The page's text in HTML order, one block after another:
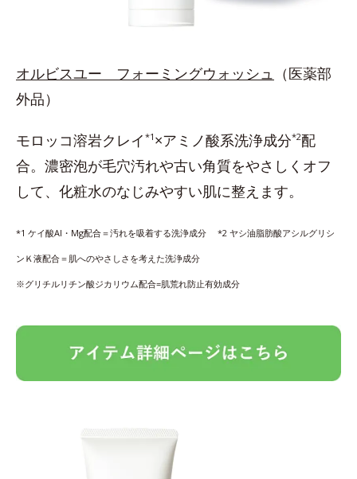
オルビスユー フォーミングウォッシュ （医薬部
外品）
モロッコ溶岩クレイ *1 ×アミノ酸系洗浄成分*2配
合。濃密泡が毛穴汚れや古い角質をやさしくオフ
して、化粧水のなじみやすい肌に整えます。
*1 ケイ酸Al・Mg配合＝汚れを吸着する洗浄成分 *2 ヤシ油脂肪酸アシルグリシ
ンＫ液配合＝肌へのやさしさを考えた洗浄成分
※グリチルリチン酸ジカリウム配合=肌荒れ防止有効成分